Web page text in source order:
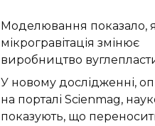
Моделювання показало,
мікрогравітація змінює
виробництво
У новому дослідженні,
на порталі Scienmag,
показують, що